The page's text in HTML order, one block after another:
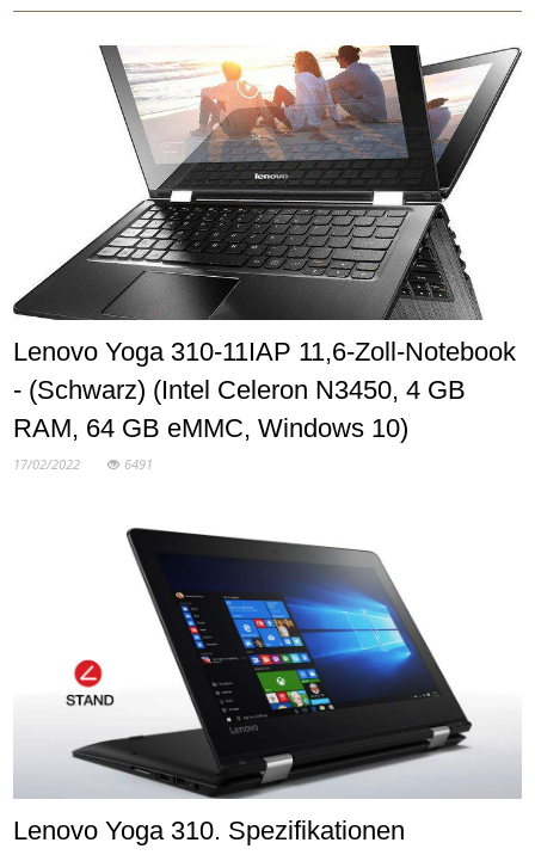
Lenovo Yoga 310-11IAP 11,6-Zoll-Notebook
- (Schwarz) (Intel Celeron N3450, 4 GB
RAM, 64 GB eMMC, Windows 10)
17/02/2022 6491
Lenovo Yoga 310. Spezifikationen